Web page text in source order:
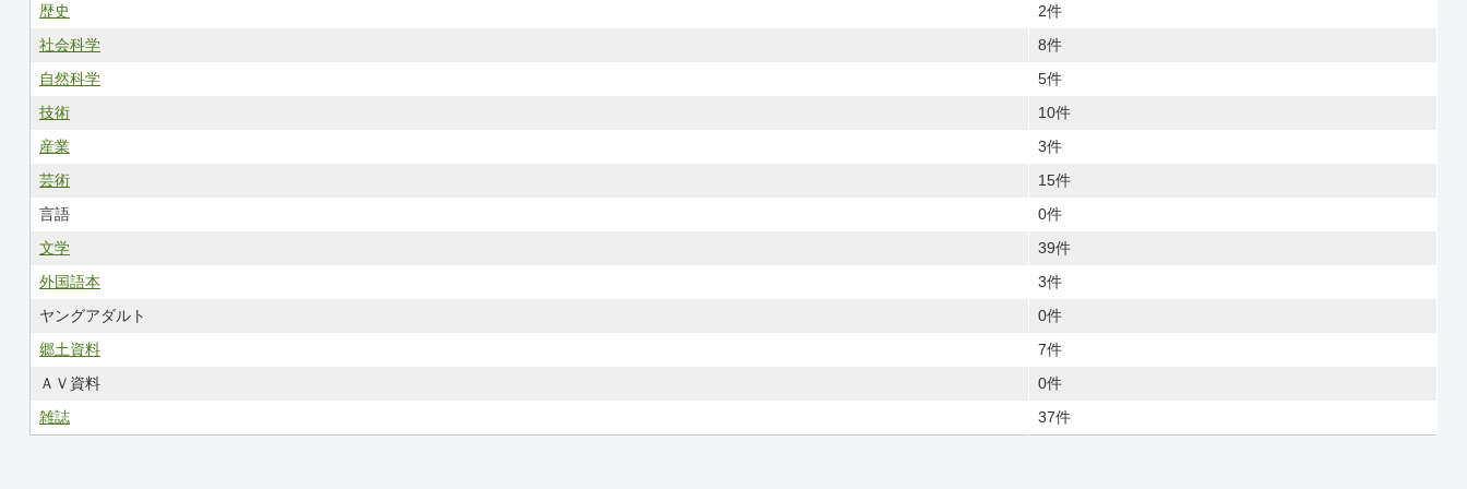
歴史
2件
社会科学
8件
自然科学
5件
技術
10件
産業
3件
芸術
15件
言語
0件
文学
39件
外国語本
3件
ヤングアダルト
0件
郷土資料
7件
ＡＶ資料
0件
雑誌
37件